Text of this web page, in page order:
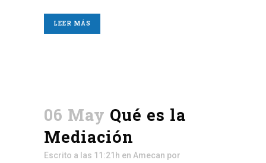
LEER MÁS
06 May Qué es la
Mediación
Escrito a las 11:21h en Amecan por